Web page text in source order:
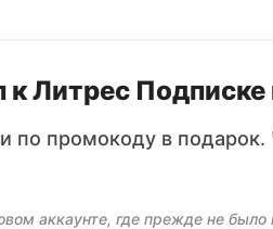
Литрес Подписке
по промокоду в подарок.
аккаунте, где прежде не было